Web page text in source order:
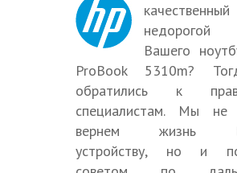
недорогой
Вашего
ProBook 5310m?
обратились к
специалистам. Мы не
вернем жизнь
устройству, но и